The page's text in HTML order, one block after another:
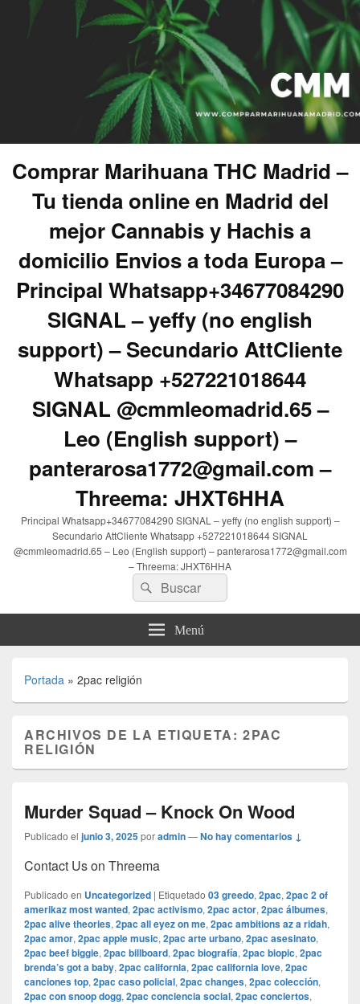
Comprar Marihuana THC Madrid –
Tu tienda online en Madrid del
mejor Cannabis y Hachis a
domicilio Envios a toda Europa –
Principal Whatsapp+34677084290
SIGNAL – yeffy (no english
support) – Secundario AttCliente
Whatsapp +527221018644
SIGNAL @cmmleomadrid.65 –
Leo (English support) –
panterarosa1772@gmail.com –
Threema: JHXT6HHA
Principal Whatsapp+34677084290 SIGNAL – yeffy (no english support) –
Secundario AttCliente Whatsapp +527221018644 SIGNAL
@cmmleomadrid.65 – Leo (English support) – panterarosa1772@gmail.com
– Threema: JHXT6HHA
Buscar
por:
Buscar
Menú
Portada » 2pac religión
ARCHIVOS DE LA ETIQUETA:2PAC
RELIGIÓN
Murder Squad – Knock On Wood
Publicado el junio 3, 2025poradmin—No hay comentarios ↓
Contact Us on Threema
Publicado en Uncategorized | Etiquetado 03 greedo, 2pac, 2pac 2 of
amerikaz most wanted, 2pac activismo, 2pac actor, 2pac álbumes,
2pac alive theories, 2pac all eyez on me, 2pac ambitions az a ridah,
2pac amor, 2pac apple music, 2pac arte urbano, 2pac asesinato,
2pac beef biggie, 2pac billboard, 2pac biografía, 2pac biopic, 2pac
brenda’s got a baby, 2pac california, 2pac california love, 2pac
canciones top, 2pac caso policial, 2pac changes, 2pac colección,
2pac con snoop dogg, 2pac conciencia social, 2pac conciertos,